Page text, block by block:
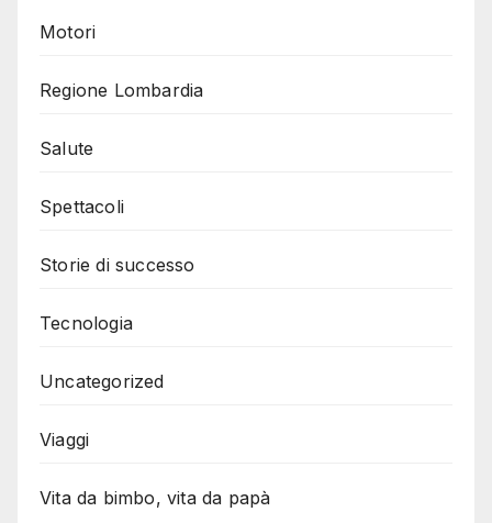
Motori
Regione Lombardia
Salute
Spettacoli
Storie di successo
Tecnologia
Uncategorized
Viaggi
Vita da bimbo, vita da papà